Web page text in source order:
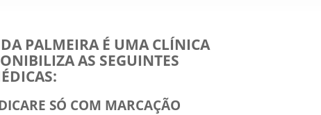
PALMEIRA É UMA CLÍNICA
AS SEGUINTES
SÓ COM MARCAÇÃO